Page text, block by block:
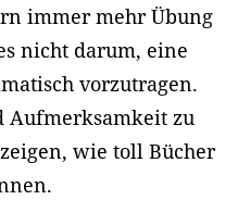
immer mehr Übung
nicht darum, eine
vorzutragen.
Aufmerksamkeit zu
wie toll Bücher